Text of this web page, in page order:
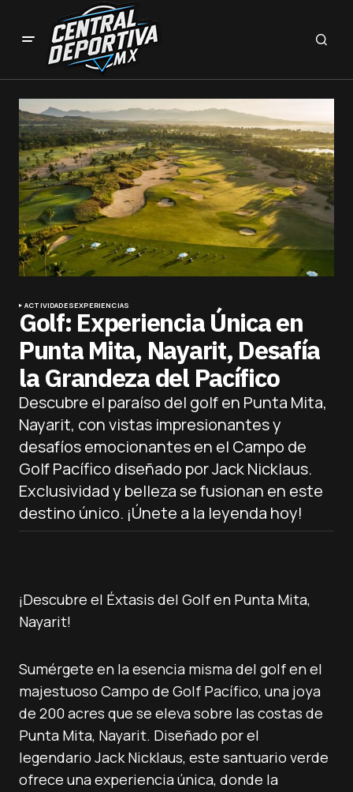
ACTIVIDADESEXPERIENCIAS
Golf: Experiencia Única en
Punta Mita, Nayarit, Desafía
la Grandeza del Pacífico
Descubre el paraíso del golf en Punta Mita,
Nayarit, con vistas impresionantes y
desafíos emocionantes en el Campo de
Golf Pacífico diseñado por Jack Nicklaus.
Exclusividad y belleza se fusionan en este
destino único. ¡Únete a la leyenda hoy!
¡Descubre el Éxtasis del Golf en Punta Mita,
Nayarit!
Sumérgete en la esencia misma del golf en el
majestuoso Campo de Golf Pacífico, una joya
de 200 acres que se eleva sobre las costas de
Punta Mita, Nayarit. Diseñado por el
legendario Jack Nicklaus, este santuario verde
ofrece una experiencia única, donde la